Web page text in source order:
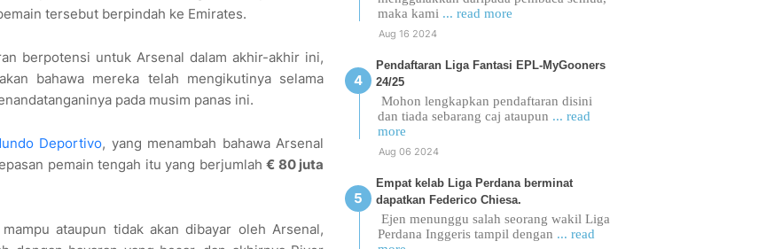
tersebut berpindah ke Emirates.
berpotensi untuk Arsenal dalam akhir-akhir ini,
bahawa mereka telah mengikutinya selama
pada musim panas ini.
Deportivo, yang menambah bahawa Arsenal
pemain tengah itu yang berjumlah € 80 juta
ataupun tidak akan dibayar oleh Arsenal,
maka kami ... read more
Aug 16 2024
Pendaftaran Liga Fantasi EPL-MyGooners
24/25
Mohon lengkapkan pendaftaran disini
dan tiada sebarang caj ataupun ... read
more
Aug 06 2024
Empat kelab Liga Perdana berminat
dapatkan Federico Chiesa.
Ejen menunggu salah seorang wakil Liga
Perdana Inggeris tampil dengan ... read